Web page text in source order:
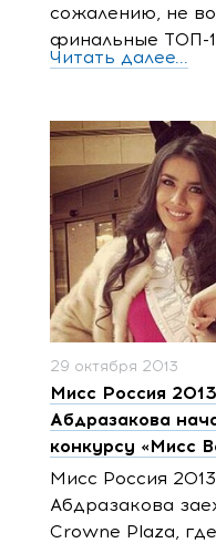
сожалению, не
финальные ТОП-
Читать далее...
29 октября 2013
Мисс Россия
Абдразакова
конкурсу «Мисс
Мисс Россия
Абдразакова
Crowne Plaza,